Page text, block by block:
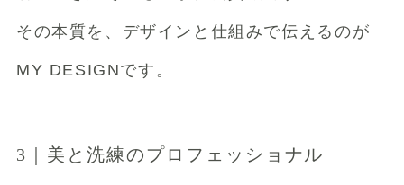
その本質を、デザインと仕組みで伝えるのが
MY DESIGNです。
3｜美と洗練のプロフェッショナル